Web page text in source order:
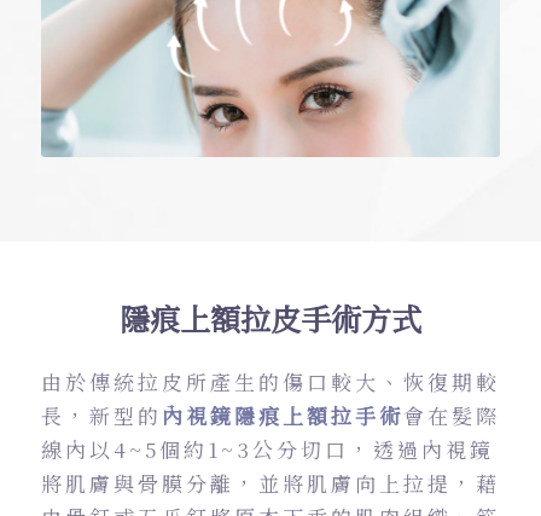
隱痕上額拉皮手術方式
由於傳統拉皮所產生的傷口較大、恢復期較
長，新型的 內視鏡隱痕上額拉手術會在髮際
線內以4~5個約1~3公分切口，透過內視鏡
將肌膚與骨膜分離，並將肌膚向上拉提，藉